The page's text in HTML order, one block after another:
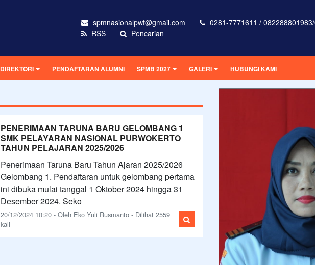
spmnasionalpwt@gmail.com
0281-7771611 /
RSS
Pencarian
DIREKTORI PENDAFTARAN ALUMNI SPMB 2027 GALERI HUBUNGI KAMI
PENERIMAAN TARUNA BARU GELOMBANG 1
SMK PELAYARAN NASIONAL PURWOKERTO
TAHUN PELAJARAN 2025/2026
Penerimaan Taruna Baru Tahun Ajaran 2025/2026
Gelombang 1. Pendaftaran untuk gelombang pertama
ini dibuka mulai tanggal 1 Oktober 2024 hingga 31
Desember 2024. Seko
20/12/2024 10:20 - Oleh Eko Yuli Rusmanto - Dilihat 2559
kali